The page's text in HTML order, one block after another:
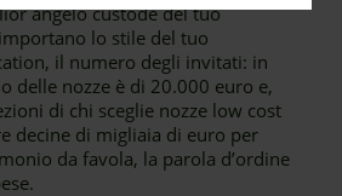
angelo custode del tuo
lo stile del tuo
il numero degli invitati: in
delle nozze è di 20.000 euro e,
di chi sceglie nozze low cost
decine di migliaia di euro per
da favola, la parola d’ordine